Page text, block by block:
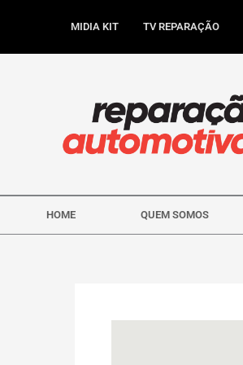
MIDIA KIT TV REPARAÇÃO
HOME QUEM SOMOS